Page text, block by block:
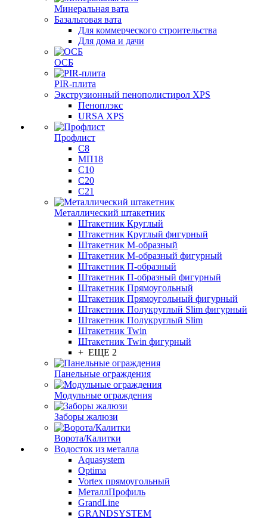
Минеральная вата
Базальтовая вата
Для коммерческого строительства
Для дома и дачи
ОСБ
PIR-плита
Экструзионный пенополистирол XPS
Пеноплэкс
URSA XPS
Профлист
С8
МП18
С10
С20
С21
Металлический штакетник
Штакетник Круглый
Штакетник Круглый фигурный
Штакетник М-образный
Штакетник М-образный фигурный
Штакетник П-образный
Штакетник П-образный фигурный
Штакетник Прямоугольный
Штакетник Прямоугольный фигурный
Штакетник Полукруглый Slim фигурный
Штакетник Полукруглый Slim
Штакетник Twin
Штакетник Twin фигурный
+ ЕЩЕ 2
Панельные ограждения
Модульные ограждения
Заборы жалюзи
Ворота/Калитки
Водосток из металла
Aquasystem
Optima
Vortex прямоугольный
МеталлПрофиль
GrandLine
GRANDSYSTEM